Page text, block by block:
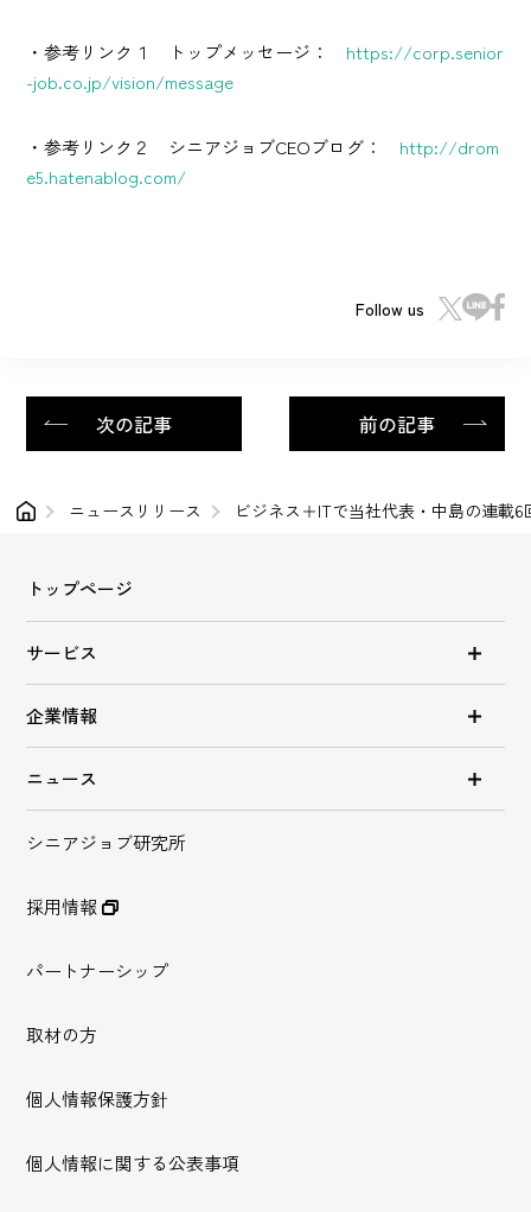
・参考リンク１ トップメッセージ： https://corp.senior
-job.co.jp/vision/message
・参考リンク２ シニアジョブCEOブログ： http://drom
e5.hatenablog.com/
Follow us
次の記事 前の記事
ニュースリリース ビジネス＋ITで当社代表・中島の連載
トップページ
サービス
企業情報
ニュース
シニアジョブ研究所
採用情報
パートナーシップ
取材の方
個人情報保護方針
個人情報に関する公表事項